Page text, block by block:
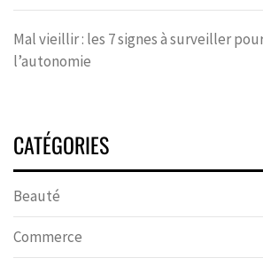
Mal vieillir : les 7 signes à surveiller
l’autonomie
CATÉGORIES
Beauté
Commerce